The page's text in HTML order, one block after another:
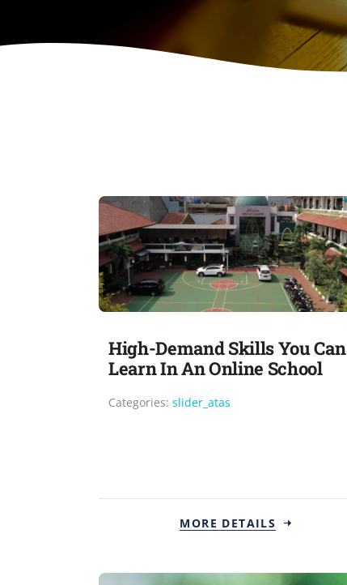
High-Demand Skills You Can
Learn In An Online School
Categories: slider_atas
MORE DETAILS